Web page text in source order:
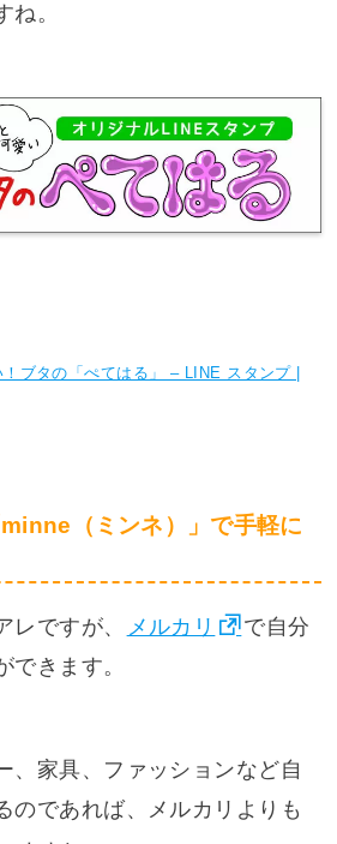
ね。
ブタの「ぺてはる」 – LINE スタンプ |
（ミンネ）」で手軽に
レですが、 メルカリ
で自分
できます。
、家具、ファッションなど自
のであれば、メルカリよりも